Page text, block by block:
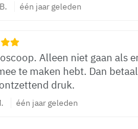
één jaar geleden
Alleen niet gaan als
te maken hebt. Dan
druk.
één jaar geleden